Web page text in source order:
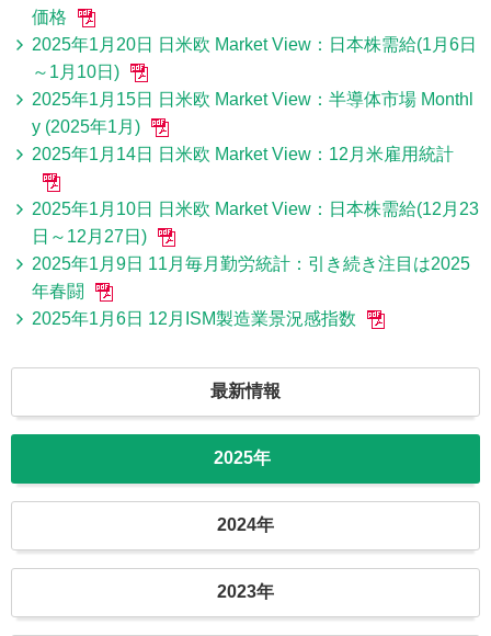
価格
2025年1月20日 日米欧 Market View：日本株需給(1月6日
～1月10日)
2025年1月15日 日米欧 Market View：半導体市場 Monthl
y (2025年1月)
2025年1月14日 日米欧 Market View：12月米雇用統計
2025年1月10日 日米欧 Market View：日本株需給(12月23
日～12月27日)
2025年1月9日 11月毎月勤労統計：引き続き注目は2025
年春闘
2025年1月6日 12月ISM製造業景況感指数
最新情報
2025年
2024年
2023年